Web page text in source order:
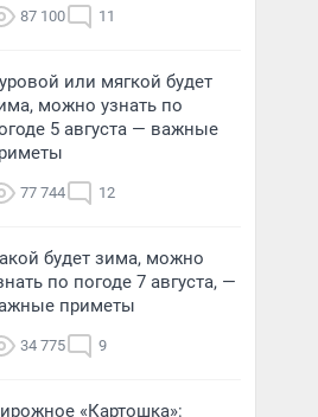
87 100 11
или мягкой будет
можно узнать по
5 августа — важные
77 744 12
будет зима, можно
по погоде 7 августа, —
приметы
34 775 9
«Картошка»: